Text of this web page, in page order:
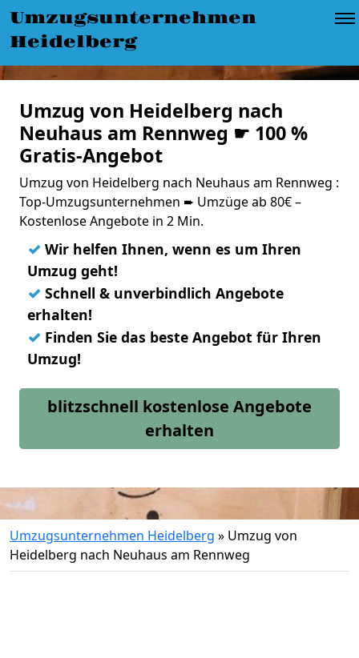
Umzugsunternehmen
Heidelberg
Umzug von Heidelberg nach
Neuhaus am Rennweg ☛ 100 %
Gratis-Angebot
Umzug von Heidelberg nach Neuhaus am Rennweg :
Top-Umzugsunternehmen ➨ Umzüge ab 80€ –
Kostenlose Angebote in 2 Min.
✓ Wir helfen Ihnen, wenn es um Ihren
Umzug geht!
✓ Schnell & unverbindlich Angebote
erhalten!
✓ Finden Sie das beste Angebot für Ihren
Umzug!
blitzschnell kostenlose Angebote
erhalten
Umzugsunternehmen Heidelberg » Umzug von
Heidelberg nach Neuhaus am Rennweg